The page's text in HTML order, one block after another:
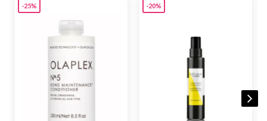
-25% -20%